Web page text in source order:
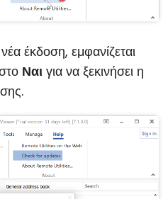
έκδοση, εμφανίζεται
Ναι για να ξεκινήσει η